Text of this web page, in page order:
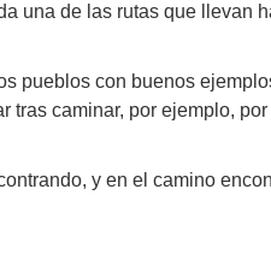
una de las rutas que llevan
pueblos con buenos
tras caminar, por ejemplo,
y en el camino